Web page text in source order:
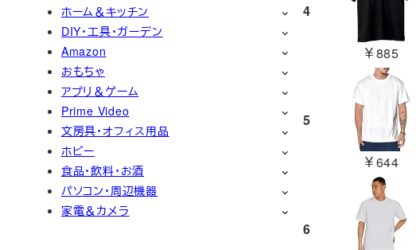
4
￥885
5
￥644
6
ホーム＆キッチン
DIY・工具・ガーデン
Amazon
おもちゃ
アプリ＆ゲーム
Prime Video
文房具・オフィス用品
ホビー
食品・飲料・お酒
パソコン・周辺機器
家電＆カメラ